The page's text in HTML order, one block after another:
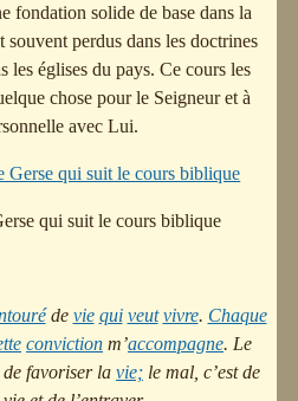
fondation solide de base dans la
souvent perdus dans les doctrines
les églises du pays. Ce cours les
chose pour le Seigneur et à
avec Lui.
qui suit le cours biblique
de vie qui veut vivre. Chaque
conviction m’accompagne. Le
favoriser la vie; le mal, c’est de